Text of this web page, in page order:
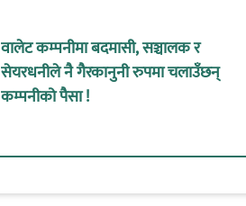
वालेट कम्पनीमा बदमासी, सञ्चालक र
सेयरधनीले नै गैरकानुनी रुपमा चलाउँछन्
कम्पनीको पैसा !